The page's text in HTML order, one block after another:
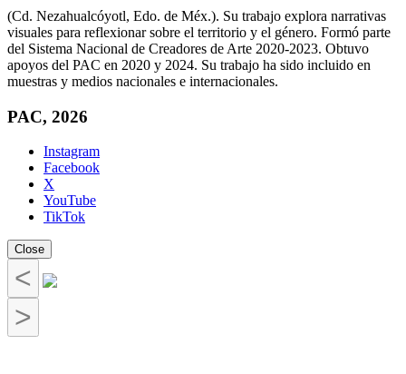
(Cd. Nezahualcóyotl, Edo. de Méx.). Su trabajo explora narrativas
visuales para reflexionar sobre el territorio y el género. Formó parte
del Sistema Nacional de Creadores de Arte 2020-2023. Obtuvo
apoyos del PAC en 2020 y 2024. Su trabajo ha sido incluido en
muestras y medios nacionales e internacionales.
PAC, 2026
Instagram
Facebook
X
YouTube
TikTok
Close
<
>